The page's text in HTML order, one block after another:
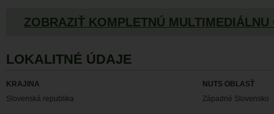
ZOBRAZIŤ KOMPLETNÚ MULTIMEDIÁLNU
LOKALITNÉ ÚDAJE
KRAJINA
Slovenská republika
NUTS OBLASŤ
Západné Slovensko